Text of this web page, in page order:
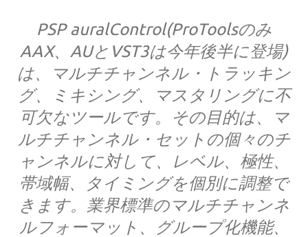
PSP auralControl(ProToolsのみ
AAX、AUとVST3は今年後半に登場)
は、マルチチャンネル・トラッキン
グ、ミキシング、マスタリングに不
可欠なツールです。その目的は、マ
ルチチャンネル・セットの個々のチ
ャンネルに対して、レベル、極性、
帯域幅、タイミングを個別に調整で
きます。業界標準のマルチチャンネ
ルフォーマット、グループ化機能、